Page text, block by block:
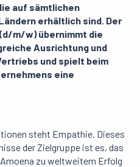
auf sämtlichen
erhältlich sind. Der
m/w) übernimmt die
Ausrichtung und
und spielt beim
eine
steht Empathie. Dieses
der Zielgruppe ist es, das
zu weltweitem Erfolg